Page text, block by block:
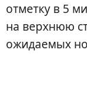
отметку в 5
на верхнюю
ожидаемых